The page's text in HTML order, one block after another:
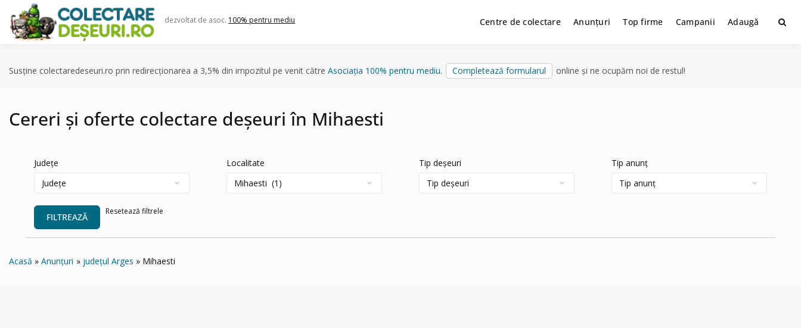
content
dezvoltat de asoc. 100% pentru mediu Centre de colectare Anunțuri Top firme Campanii Adaugă
Susține colectaredeseuri.ro prin redirecționarea a 3,5% din impozitul pe venit către Asociația 100% pentru mediu. Completează formularul online și ne ocupăm noi de restul!
Cereri și oferte colectare deșeuri în Mihaesti
Județe Localitate Tip deșeuri Tip anunț
FILTREAZĂ
Resetează filtrele
Acasă Anunțuri județul Arges Mihaesti